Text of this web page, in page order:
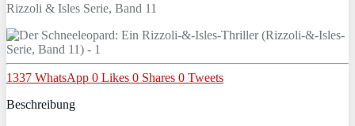
Rizzoli & Isles Serie, Band 11
1337 WhatsApp 0 Likes 0 Shares 0 Tweets
Beschreibung